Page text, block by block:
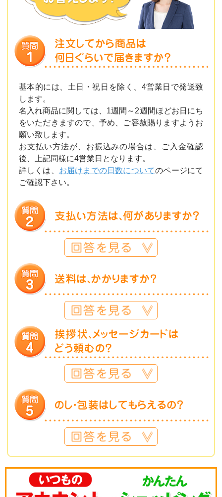
基本的には、土日・祝日を除く、4営業日で発送致
します。
名入れ商品に関しては、1週間～2週間ほどお日にち
をいただきますので、予め、ご容赦賜りますようお
願い致します。
お支払い方法が、お振込みの場合は、ご入金確認
後、上記同様に4営業日となります。
詳しくは、 お届けまでの日数についてのページにて
ご確認下さい。